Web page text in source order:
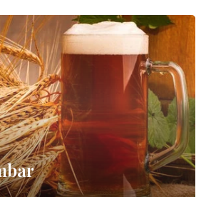
el objetivo de crear un producto
con aromas que evocan
de la gran industria cervecera. En
nuestras auténticas cervezas
laventa en Internet
a un precio
por las notas ámbar u oscuras, dulces
las noches en compañía de sus amigos